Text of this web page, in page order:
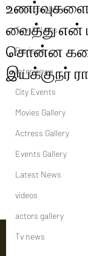
Political News
Tamil News
Reviews
Interviews
City Events
Movies Gallery
Actress Gallery
Events Gallery
Latest News
videos
actors gallery
Tv news
வைத்து என்
சொன்ன
இயக்குநர்